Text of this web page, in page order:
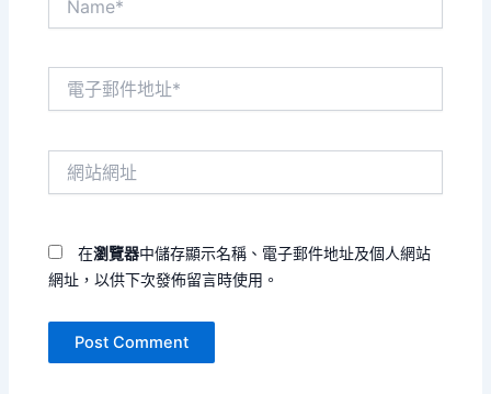
在瀏覽器中儲存顯示名稱、電子郵件地址及個人網站
網址，以供下次發佈留言時使用。